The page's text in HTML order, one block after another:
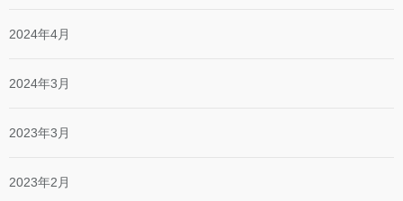
2024年4月
2024年3月
2023年3月
2023年2月